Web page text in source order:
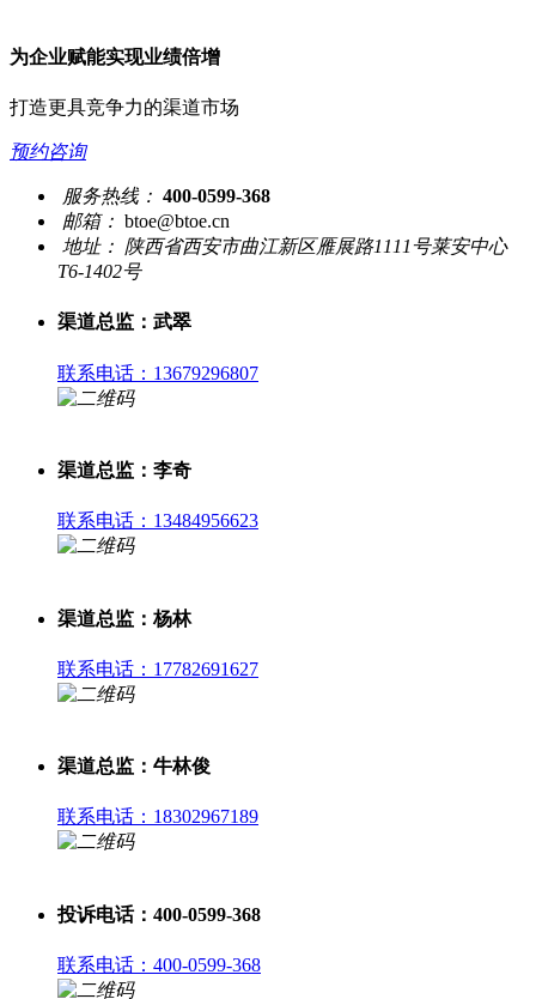
为企业赋能实现业绩倍增
打造更具竞争力的渠道市场
预约咨询
服务热线： 400-0599-368
邮箱： btoe@btoe.cn
地址： 陕西省西安市曲江新区雁展路1111号莱安中心
T6-1402号
渠道总监：武翠
联系电话：13679296807
渠道总监：李奇
联系电话：13484956623
渠道总监：杨林
联系电话：17782691627
渠道总监：牛林俊
联系电话：18302967189
投诉电话：400-0599-368
联系电话：400-0599-368